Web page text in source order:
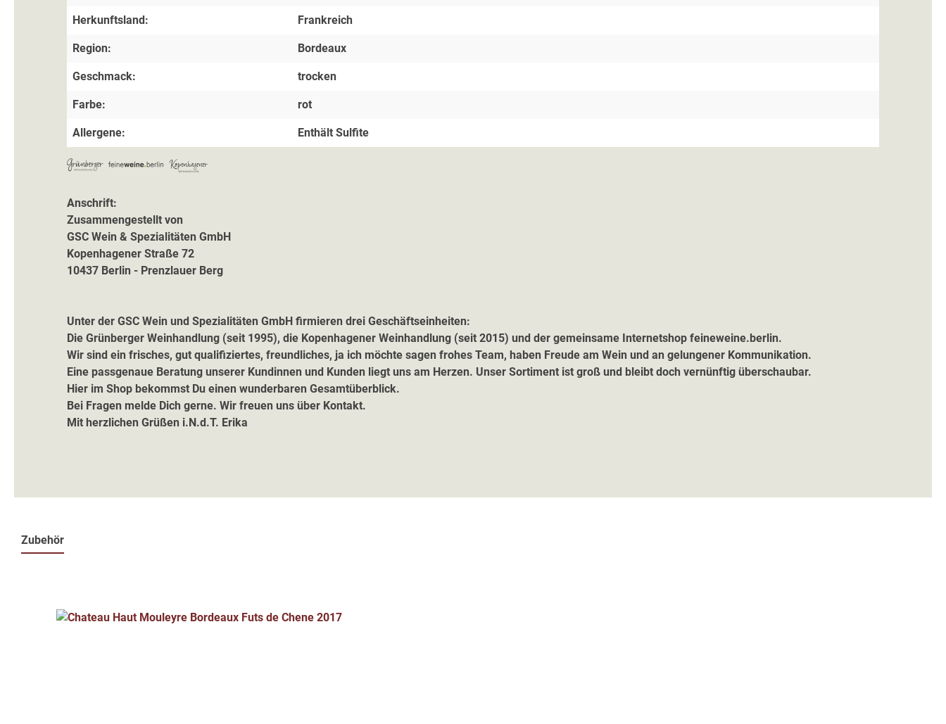
Herkunftsland: Frankreich
Region: Bordeaux
Geschmack: trocken
Farbe: rot
Allergene: Enthält Sulfite
Anschrift:
Zusammengestellt von
GSC Wein & Spezialitäten GmbH
Kopenhagener Straße 72
10437 Berlin - Prenzlauer Berg
Unter der GSC Wein und Spezialitäten GmbH firmieren drei Geschäftseinheiten:
Die Grünberger Weinhandlung (seit 1995), die Kopenhagener Weinhandlung (seit 2015) und der gemeinsame Internetshop feineweine.berlin.
Wir sind ein frisches, gut qualifiziertes, freundliches, ja ich möchte sagen frohes Team, haben Freude am Wein und an gelungener Kommunikation.
Eine passgenaue Beratung unserer Kundinnen und Kunden liegt uns am Herzen. Unser Sortiment ist groß und bleibt doch vernünftig überschaubar.
Hier im Shop bekommst Du einen wunderbaren Gesamtüberblick.
Bei Fragen melde Dich gerne. Wir freuen uns über Kontakt.
Mit herzlichen Grüßen i.N.d.T. Erika
Zubehör